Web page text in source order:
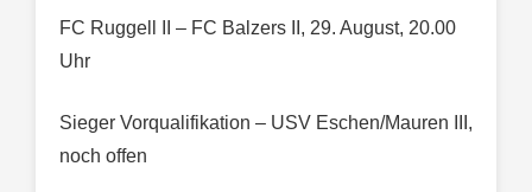
FC Ruggell II – FC Balzers II, 29. August, 20.00
Uhr
Sieger Vorqualifikation – USV Eschen/Mauren III,
noch offen